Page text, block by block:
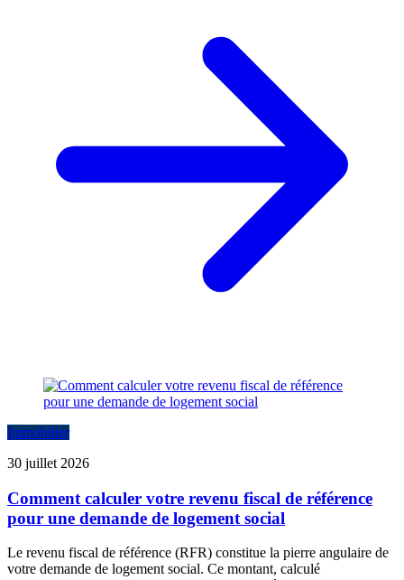
Immobilier
30 juillet 2026
Comment calculer votre revenu fiscal de référence
pour une demande de logement social
Le revenu fiscal de référence (RFR) constitue la pierre angulaire de
votre demande de logement social. Ce montant, calculé